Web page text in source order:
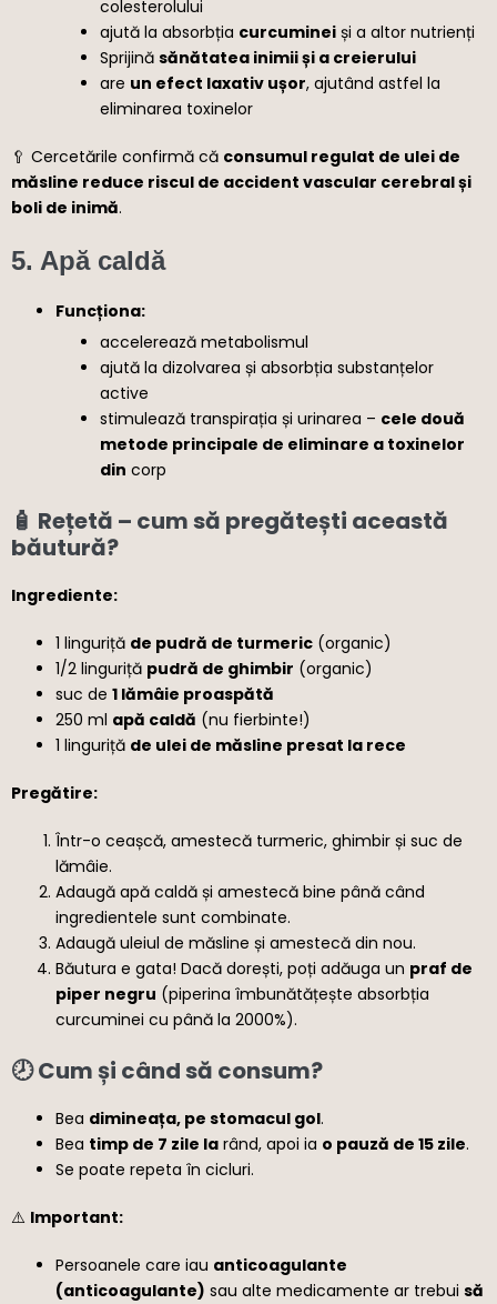
colesterolului
ajută la absorbția curcuminei și a altor nutrienți
Sprijină sănătatea inimii și a creierului
are un efect laxativ ușor, ajutând astfel la
eliminarea toxinelor
🥄 Cercetările confirmă că consumul regulat de ulei de
măsline reduce riscul de accident vascular cerebral și
boli de inimă.
5. Apă caldă
Funcționa:
accelerează metabolismul
ajută la dizolvarea și absorbția substanțelor
active
stimulează transpirația și urinarea – cele două
metode principale de eliminare a toxinelor
din corp
🧴 Rețetă – cum să pregătești această
băutură?
Ingrediente:
1 linguriță de pudră de turmeric (organic)
1/2 linguriță pudră de ghimbir (organic)
suc de 1 lămâie proaspătă
250 ml apă caldă (nu fierbinte!)
1 linguriță de ulei de măsline presat la rece
Pregătire:
Într-o ceașcă, amestecă turmeric, ghimbir și suc de
lămâie.
Adaugă apă caldă și amestecă bine până când
ingredientele sunt combinate.
Adaugă uleiul de măsline și amestecă din nou.
Băutura e gata! Dacă dorești, poți adăuga un praf de
piper negru (piperina îmbunătățește absorbția
curcuminei cu până la 2000%).
🕗 Cum și când să consum?
Bea dimineața, pe stomacul gol.
Bea timp de 7 zile la rând, apoi ia o pauză de 15 zile.
Se poate repeta în cicluri.
⚠️ Important:
Persoanele care iau anticoagulante
(anticoagulante) sau alte medicamente ar trebui să